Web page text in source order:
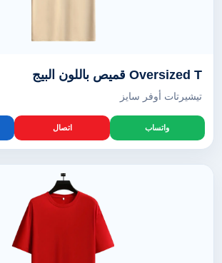
Oversized T قميص باللون البيج
تيشيرتات أوفر سايز
واتساب اتصال